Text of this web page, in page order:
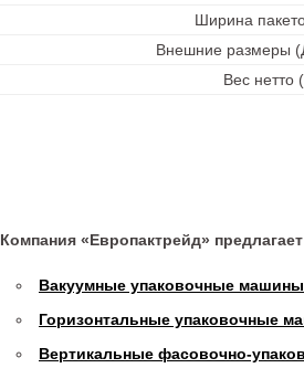
Ширина
Внешние размеры
Вес нетто
Компания «Европактрейд»
Вакуумные упаковочные машины
Горизонтальные упаковочные
Вертикальные фасовочно-